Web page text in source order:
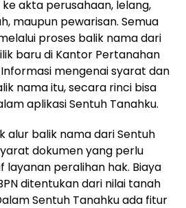
akta perusahaan, lelang,
maupun pewarisan. Semua
proses balik nama dari
baru di Kantor Pertanahan
mengenai syarat dan
nama itu, secara rinci bisa
aplikasi Sentuh Tanahku.
alur balik nama dari Sentuh
dokumen yang perlu
layanan peralihan hak. Biaya
ditentukan dari nilai tanah
Sentuh Tanahku ada fitur